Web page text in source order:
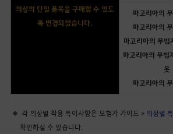
의상의 단일 품목을 구매할 수 있도
록 변경되었습니다.
마고리아의
마고리아의
마고리아의 무법
마고리아의 무법
옷
마고리아의
각 의상별 착용 특이사항은 모험가 가이드 > 의상별
확인하실 수 있습니다.